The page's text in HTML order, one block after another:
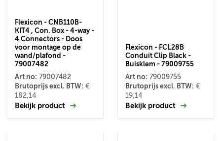
Flexicon - CNB110B-
KIT4 , Con. Box - 4-way -
4 Connectors - Doos
voor montage op de
wand/plafond -
79007482
Art no: 79007482
Brutoprijs excl. BTW: €
182,14
Bekijk product
Flexicon - FCL28B
Conduit Clip Black -
Buisklem - 79009755
Art no: 79009755
Brutoprijs excl. BTW: €
19,14
Bekijk product